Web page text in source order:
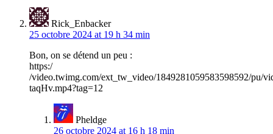
Rick_Enbacker
25 octobre 2024 at 19 h 34 min
Bon, on se détend un peu :
https:/
/video.twimg.com/ext_tw_video/1849281059583598592/pu/
taqHv.mp4?tag=12
Pheldge
26 octobre 2024 at 16 h 18 min